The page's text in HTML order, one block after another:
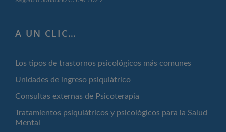
A UN CLIC…
Los tipos de trastornos psicológicos más comunes
Unidades de ingreso psiquiátrico
Consultas externas de Psicoterapia
Tratamientos psiquiátricos y psicológicos para la Salud
Mental